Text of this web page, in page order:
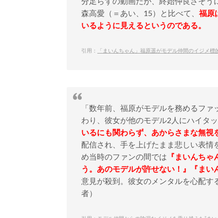
森高愛（＝あい、15）と比べて、 福原
いるように見えるというのである。
引用： 「まいんちゃん」福原遥がモデル仲間のイジメ
「数年前、福原がモデルを務めるフ
わり、彼女が他のモデル2人にハイタ
いるにも関わらず、あからさまな無視
配信され、手を上げたまま悲しい表
め当時のファンの間では 『まいんち
う。あのモデルが許せない！』『ま
意見が殺到。彼女のメンタルを心配
者）